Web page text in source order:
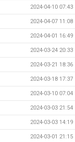
2024-04-10 07:43
2024-04-07 11:08
2024-04-01 16:49
2024-03-24 20:33
2024-03-21 18:36
2024-03-18 17:37
2024-03-10 07:04
2024-03-03 21:54
2024-03-03 14:19
2024-03-01 21:15